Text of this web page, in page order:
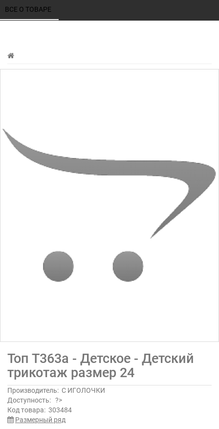
ВСЕ О ТОВАРЕ
Топ Т363а - Детское - Детский
трикотаж размер 24
Производитель: С ИГОЛОЧКИ
Доступность: ?>
Код товара: 303484
Размерный ряд